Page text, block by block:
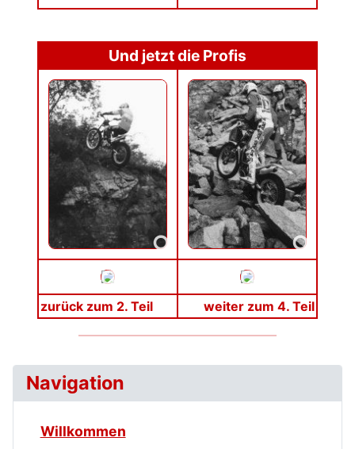
Und jetzt die Profis
zurück zum 2. Teil weiter zum 4. Teil
Navigation
Willkommen